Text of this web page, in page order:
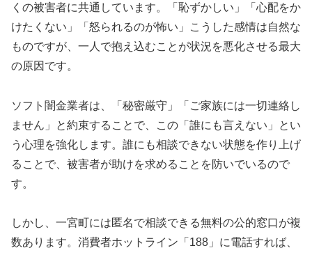
くの被害者に共通しています。「恥ずかしい」「心配をか
けたくない」「怒られるのが怖い」こうした感情は自然な
ものですが、一人で抱え込むことが状況を悪化させる最大
の原因です。
ソフト闇金業者は、「秘密厳守」「ご家族には一切連絡し
ません」と約束することで、この「誰にも言えない」とい
う心理を強化します。誰にも相談できない状態を作り上げ
ることで、被害者が助けを求めることを防いでいるので
す。
しかし、一宮町には匿名で相談できる無料の公的窓口が複
数あります。消費者ホットライン「188」に電話すれば、